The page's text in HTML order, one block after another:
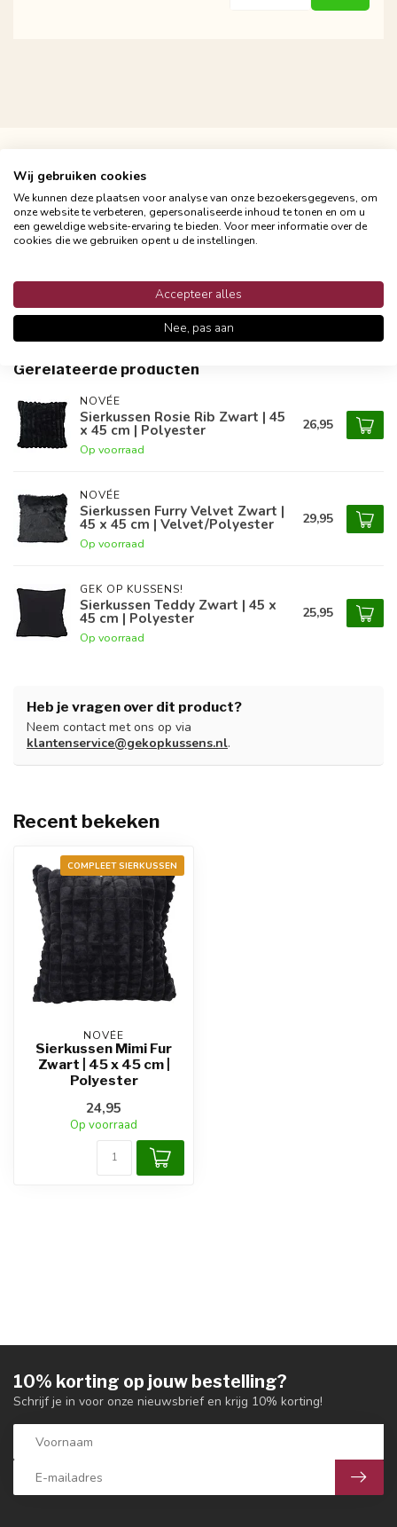
Snelle en betrouwbare bezorging met PostNL
Reviews
Gerelateerde producten
NOVÉE
Sierkussen Rosie Rib Zwart | 45
x 45 cm | Polyester
Op voorraad
26,95
NOVÉE
Sierkussen Furry Velvet Zwart |
45 x 45 cm | Velvet/Polyester
Op voorraad
29,95
GEK OP KUSSENS!
Sierkussen Teddy Zwart | 45 x
45 cm | Polyester
Op voorraad
25,95
Heb je vragen over dit product?
Neem contact met ons op via
klantenservice@gekopkussens.nl.
Recent bekeken
COMPLEET SIERKUSSEN
NOVÉE
Sierkussen Mimi Fur
Zwart | 45 x 45 cm |
Polyester
24,95
Op voorraad
10% korting op jouw bestelling?
Schrijf je in voor onze nieuwsbrief en krijg 10% korting!
Wij gebruiken cookies
We kunnen deze plaatsen voor analyse van onze bezoekersgegevens, om
onze website te verbeteren, gepersonaliseerde inhoud te tonen en om u
een geweldige website-ervaring te bieden. Voor meer informatie over de
cookies die we gebruiken opent u de instellingen.
Accepteer alles
Nee, pas aan